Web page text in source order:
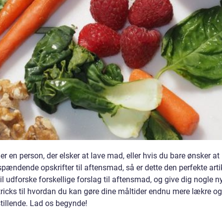
en person, der elsker at lave mad, eller hvis du bare ønsker at
opskrifter til aftensmad, så er dette den perfekte
udforske forskellige forslag til aftensmad, og give dig nogle
til hvordan du kan gøre dine måltider endnu mere lækre og
Lad os begynde!